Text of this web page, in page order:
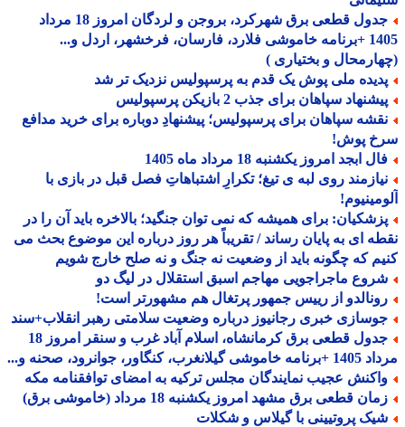
جدول قطعی برق شهرکرد، بروجن و لردگان امروز 18 مرداد
1405 +برنامه خاموشی فلارد، فارسان، فرخشهر، اردل و...
و بختیاری )
ملی پوش یک قدم به پرسپولیس نزدیک تر شد
سپاهان برای جذب 2 بازیکن پرسپولیس
سپاهان برای پرسپولیس؛ پیشنهادِ دوباره برای خرید مدافع
پوش!
ابجد امروز یکشنبه 18 مرداد ماه 1405
روی لبه ی تیغ؛ تکرارِ اشتباهاتِ فصل قبل در بازی با
برای همیشه که نمی توان جنگید؛ بالاخره باید آن را در
ای به پایان رساند / تقریباً هر روز درباره این موضوع بحث می
که چگونه باید از وضعیت نه جنگ و نه صلح خارج شویم
ماجراجویی مهاجم اسبق استقلال در لیگ دو
از رییس جمهور پرتغال هم مشهورتر است!
خبری رجانیوز درباره وضعیت سلامتی رهبر انقلاب+سند
جدول قطعی برق کرمانشاه، اسلام آباد غرب و سنقر امروز 18
کنگاور، جوانرود، صحنه و...
عجیب نمایندگان مجلس ترکیه به امضای توافقنامه مکه
قطعی برق مشهد امروز یکشنبه 18 مرداد (خاموشی برق)
پروتیینی با گیلاس و شکلات